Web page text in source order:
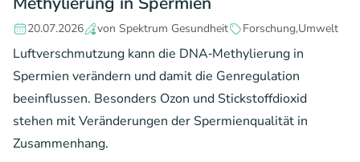
20.07.2026 von Spektrum Gesundheit ForschungUmwelt
Luftverschmutzung kann die DNA‑Methylierung in
Spermien verändern und damit die Genregulation
beeinflussen. Besonders Ozon und Stickstoffdioxid
stehen mit Veränderungen der Spermienqualität in
Zusammenhang.